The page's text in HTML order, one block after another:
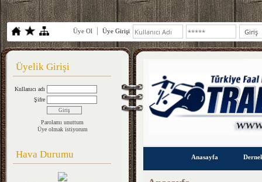
Üye Ol Üye Girişi
Üyelik Girişi
Kullanıcı adı
Şifre
Parolamı unuttum
Üye olmak istiyorum
Hava Durumu Anasayfa